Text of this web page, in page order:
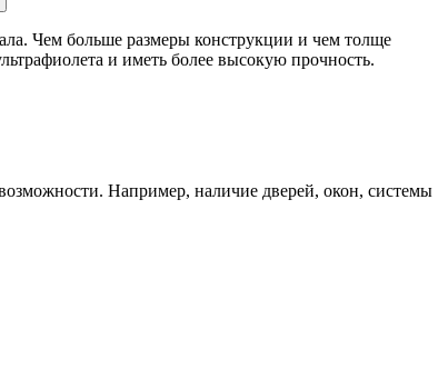
Чем больше размеры конструкции и чем толще
и иметь более высокую прочность.
Например, наличие дверей, окон, системы